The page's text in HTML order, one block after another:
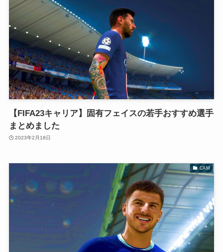
【FIFA23キャリア】固有フェイスの若手おすすめ選手
まとめました
2023年2月18日
CAM